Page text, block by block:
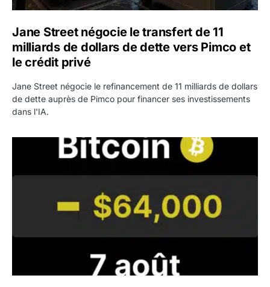
Jane Street négocie le transfert de 11
milliards de dollars de dette vers Pimco et
le crédit privé
Jane Street négocie le refinancement de 11 milliards de dollars
de dette auprès de Pimco pour financer ses investissements
dans l'IA.
Bitcoin stagne à 64 000 dollars pendant que les